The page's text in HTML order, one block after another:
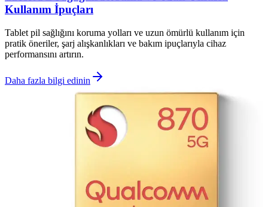
Kullanım İpuçları
Tablet pil sağlığını koruma yolları ve uzun ömürlü kullanım için
pratik öneriler, şarj alışkanlıkları ve bakım ipuçlarıyla cihaz
performansını artırın.
Daha fazla bilgi edinin